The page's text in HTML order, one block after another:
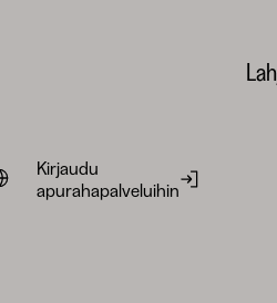
Kirjaudu
apurahapalveluihin